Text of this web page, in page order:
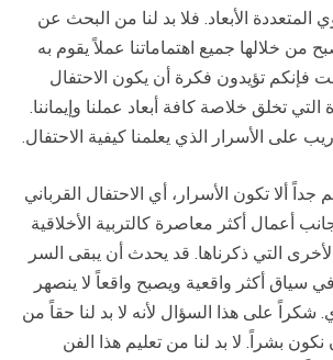
المتعددة الأبعاد. فلا بد لنا من البحث عن
من خلالها جميع اهتماماتنا عملاً يقوم به
فإنكم تؤيدون فكرة أن يكون الاحتفال
التي تخلق خلاصة كافة أبعاد عملنا وإيماننا.
على الأسرار الذي يعلمنا كيفية الاحتفال.
جداً ألا تكون الأسرار، أي الاحتفال القرباني
أعمال أكثر معاصرة كالتربية الأخلاقية
الأخرى التي ذكرناها. قد يحدث أن يبقى السر
سياق أكثر واقعية ويصبح واقعاً لا ينصهر
شكراً على هذا السؤال لأنه لا بد لنا حقاً من
بشراً. لا بد لنا من تعليم هذا الفن